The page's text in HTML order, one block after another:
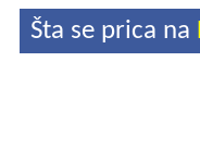
Šta se prica na